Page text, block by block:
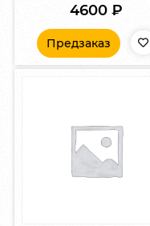
4600 ₽
Предзаказ